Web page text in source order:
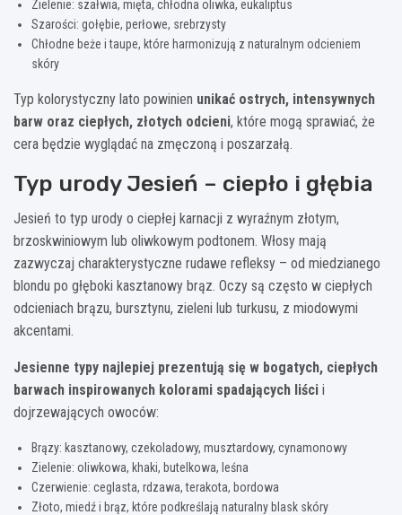
Zielenie: szałwia, mięta, chłodna oliwka, eukaliptus
Szarości: gołębie, perłowe, srebrzysty
Chłodne beże i taupe, które harmonizują z naturalnym odcieniem
skóry
Typ kolorystyczny lato powinien unikać ostrych, intensywnych
barw oraz ciepłych, złotych odcieni, które mogą sprawiać, że
cera będzie wyglądać na zmęczoną i poszarzałą.
Typ urody Jesień – ciepło i głębia
Jesień to typ urody o ciepłej karnacji z wyraźnym złotym,
brzoskwiniowym lub oliwkowym podtonem. Włosy mają
zazwyczaj charakterystyczne rudawe refleksy – od miedzianego
blondu po głęboki kasztanowy brąz. Oczy są często w ciepłych
odcieniach brązu, bursztynu, zieleni lub turkusu, z miodowymi
akcentami.
Jesienne typy najlepiej prezentują się w bogatych, ciepłych
barwach inspirowanych kolorami spadających liści i
dojrzewających owoców:
Brązy: kasztanowy, czekoladowy, musztardowy, cynamonowy
Zielenie: oliwkowa, khaki, butelkowa, leśna
Czerwienie: ceglasta, rdzawa, terakota, bordowa
Złoto, miedź i brąz, które podkreślają naturalny blask skóry